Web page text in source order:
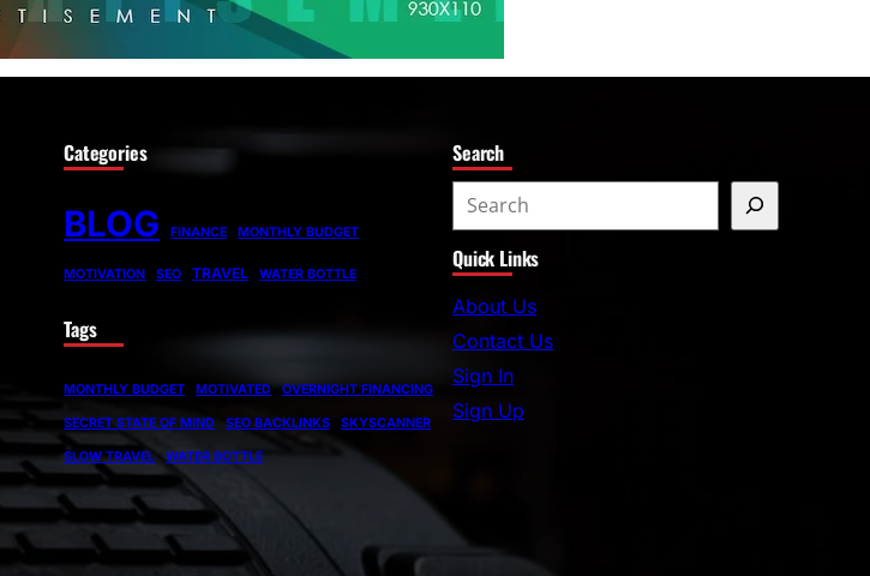
Categories
BLOG FINANCE MONTHLY BUDGET
MOTIVATION SEO TRAVEL WATER BOTTLE
Tags
MONTHLY BUDGET MOTIVATED OVERNIGHT FINANCING
SECRET STATE OF MIND SEO BACKLINKS SKYSCANNER
SLOW TRAVEL WATER BOTTLE
Search
e
a
r
c
h
Quick Links
About Us
Contact Us
Sign In
Sign Up